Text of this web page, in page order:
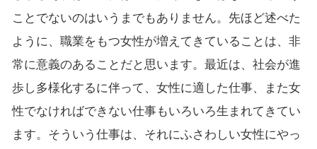
ことでないのはいうまでもありません。先ほど述べた
ように、職業をもつ女性が増えてきていることは、非
常に意義のあることだと思います。最近は、社会が進
歩し多様化するに伴って、女性に適した仕事、また女
性でなければできない仕事もいろいろ生まれてきてい
ます。そういう仕事は、それにふさわしい女性にやっ